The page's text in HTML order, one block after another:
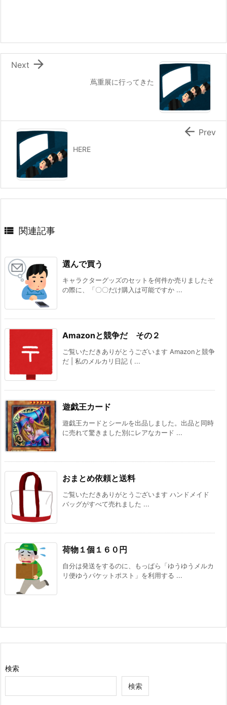
蔦重展に行ってきた

Next
HERE
 Prev
 関連記事
選んで買う
キャラクターグッズのセットを何件か売りましたそ
の際に、「〇〇だけ購入は可能ですか ...
Amazonと競争だ その２
ご覧いただきありがとうございます Amazonと競争
だ | 私のメルカリ日記 ( ...
遊戯王カード
遊戯王カードとシールを出品しました。出品と同時
に売れて驚きました別にレアなカード ...
おまとめ依頼と送料
ご覧いただきありがとうございます ハンドメイド
バッグがすべて売れました ...
荷物１個１６０円
自分は発送をするのに、もっぱら「ゆうゆうメルカ
リ便ゆうパケットポスト」を利用する ...
検索
検索